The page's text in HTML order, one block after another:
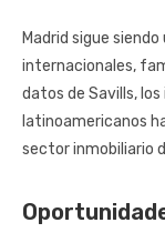
Madrid sigue
internacionales,
datos de Savills,
latinoamericanos
sector inmobiliario